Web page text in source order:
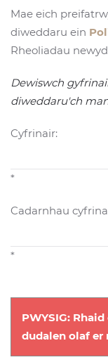
Mae eich
diweddaru ein
Rheoliadau
Dewiswch
diweddaru'ch
Cyfrinair:
*
Cadarnhau
*
PWYSIG:
dudalen olaf er